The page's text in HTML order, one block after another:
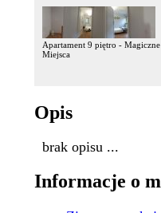
Apartament 9 piętro - Magiczne
Miejsca
Opis
brak opisu ...
Informacje o